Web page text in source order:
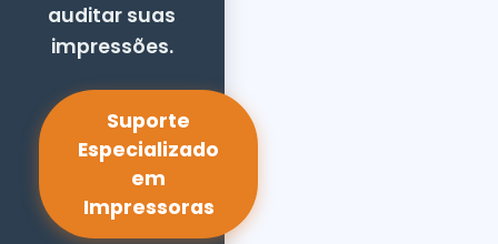
auditar suas
impressões.
Suporte
Especializado
em
Impressoras